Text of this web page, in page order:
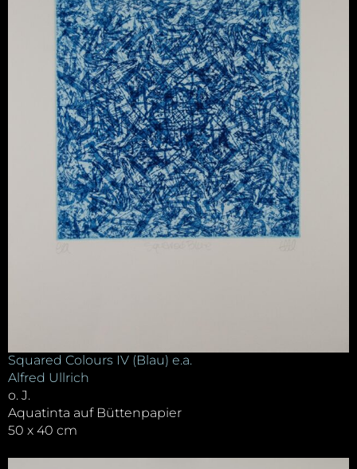
Squared Colours IV (Blau) e.a.
Alfred Ullrich
o. J.
Aquatinta auf Büttenpapier
50 x 40 cm